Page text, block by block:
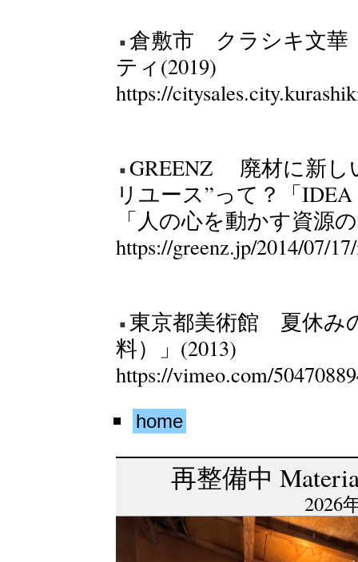
倉敷市 クラシキ文
ティ(2019)
https://
GREENZ 廃材に新し
リユース”って？「
「人の心を動かす資源
https://greenz.jp/2014/07/
東京都美術館 夏休み
料）」(2013)
https://vimeo.com/
home
再整備中
2026